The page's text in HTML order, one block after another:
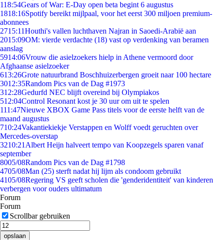
118:54Gears of War: E-Day open beta begint 6 augustus
1818:16Spotify bereikt mijlpaal, voor het eerst 300 miljoen premium-
abonnees
2715:11Houthi's vallen luchthaven Najran in Saoedi-Arabië aan
2015:09OM: vierde verdachte (18) vast op verdenking van beramen
aanslag
5914:06Vrouw die asielzoekers hielp in Athene vermoord door
Afghaanse asielzoeker
613:26Grote natuurbrand Boschhuizerbergen groeit naar 100 hectare
3012:35Random Pics van de Dag #1973
312:28Gedurfd NEC blijft overeind bij Olympiakos
512:04Control Resonant kost je 30 uur om uit te spelen
111:47Nieuwe XBOX Game Pass titels voor de eerste helft van de
maand augustus
710:24Vakantiekiekje Verstappen en Wolff voedt geruchten over
Mercedes-overstap
3210:21 Albert Heijn halveert tempo van Koopzegels sparen vanaf
september
8005/08Random Pics van de Dag #1798
4705/08Man (25) sterft nadat hij lijm als condoom gebruikt
4105/08Regering VS geeft scholen die 'genderidentiteit' van kinderen
verbergen voor ouders ultimatum
Forum
Forum
Scrollbar gebruiken
opslaan